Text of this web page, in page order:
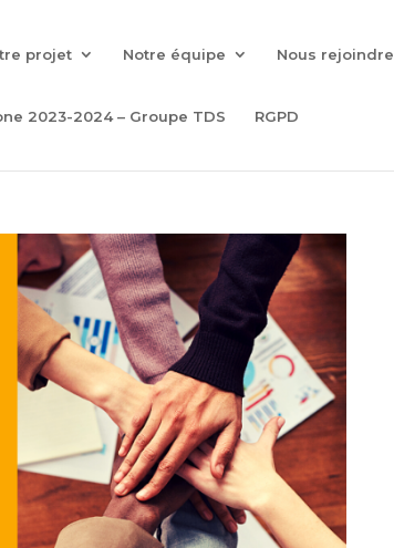
projet Notre équipe Nous rejoindre
2023-2024 – Groupe TDS RGPD